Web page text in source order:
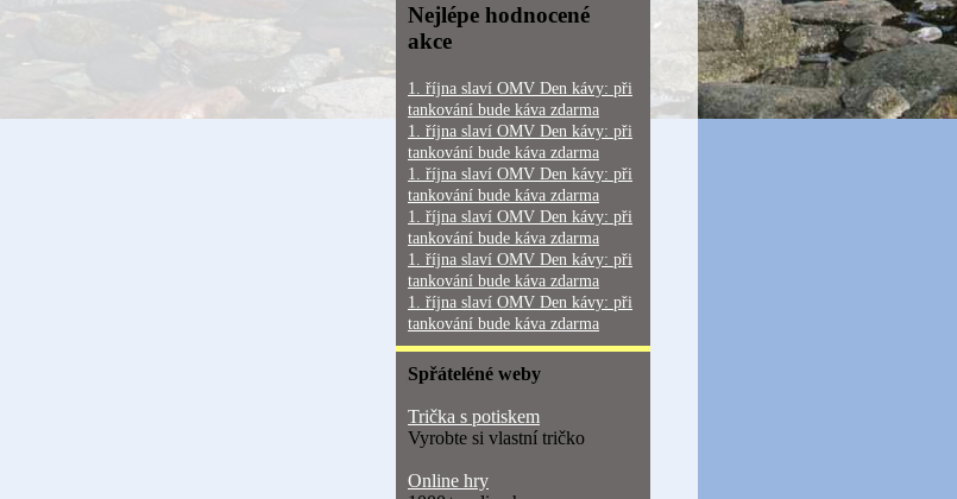
Nejlépe hodnocené
akce
1. října slaví OMV Den kávy: při
tankování bude káva zdarma
1. října slaví OMV Den kávy: při
tankování bude káva zdarma
1. října slaví OMV Den kávy: při
tankování bude káva zdarma
1. října slaví OMV Den kávy: při
tankování bude káva zdarma
1. října slaví OMV Den kávy: při
tankování bude káva zdarma
1. října slaví OMV Den kávy: při
tankování bude káva zdarma
Spřáteléné weby
Trička s potiskem
Vyrobte si vlastní tričko
Online hry